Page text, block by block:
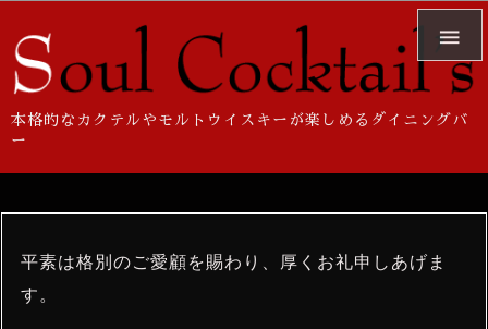

本格的なカクテルやモルトウイスキーが楽しめるダイニングバ
ー
平素は格別のご愛顧を賜わり、厚くお礼申しあげま
す。